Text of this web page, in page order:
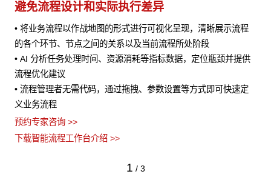
避免流程设计和实际执行差异
• 将业务流程以作战地图的形式进行可视化呈现，清晰展示流程
的各个环节、节点之间的关系以及当前流程所处阶段
• AI 分析任务处理时间、资源消耗等指标数据，定位瓶颈并提供
流程优化建议
• 流程管理者无需代码，通过拖拽、参数设置等方式即可快速定
义业务流程
预约专家咨询 >>
下载智能流程工作台介绍 >>
1 / 3